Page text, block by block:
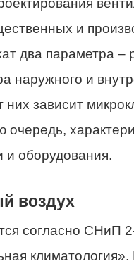
и
два параметра –
наружного и
них зависит
очередь,
и оборудования.
воздух
согласно СНиП